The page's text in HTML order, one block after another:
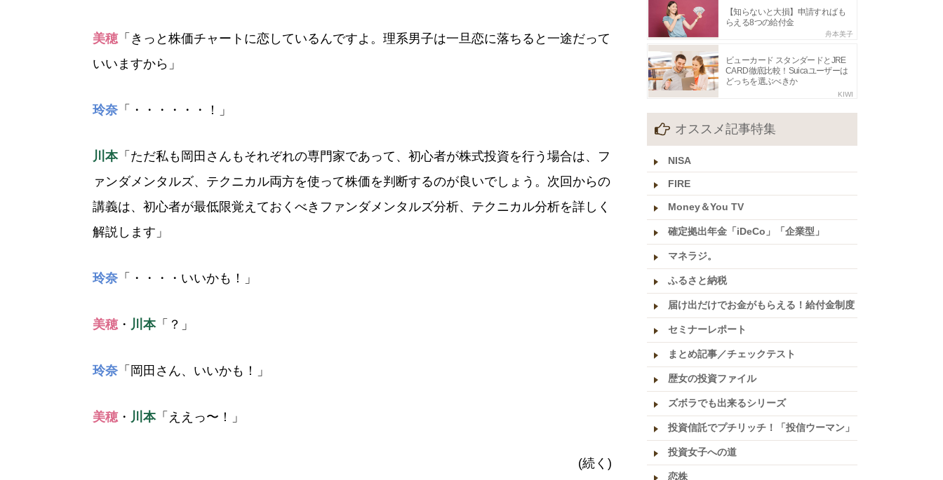
美穂 「きっと株価チャートに恋しているんですよ。理系男子は一旦恋に落ちると一途だって
いいますから」
玲奈 「・・・・・・！」
川本「ただ私も岡田さんもそれぞれの専門家であって、初心者が株式投資を行う場合は、フ
ァンダメンタルズ、テクニカル両方を使って株価を判断するのが良いでしょう。次回からの
講義は、初心者が最低限覚えておくべきファンダメンタルズ分析、テクニカル分析を詳しく
解説します」
玲奈 「・・・・いいかも！」
美穂 ・ 川本「？」
玲奈 「岡田さん、いいかも！」
美穂 ・ 川本「ええっ〜！」
(続く)
【知らないと大損】申請すればも
らえる8つの給付金
舟本美子
ビューカード スタンダードとJRE
CARD徹底比較！Suicaユーザーは
どっちを選ぶべきか
KIWI
オススメ記事特集
NISA
FIRE
Money＆You TV
確定拠出年金「iDeCo」「企業型」
マネラジ。
ふるさと納税
届け出だけでお金がもらえる！給付金制度
セミナーレポート
まとめ記事／チェックテスト
歴女の投資ファイル
ズボラでも出来るシリーズ
投資信託でプチリッチ！「投信ウーマン」
投資女子への道
恋株